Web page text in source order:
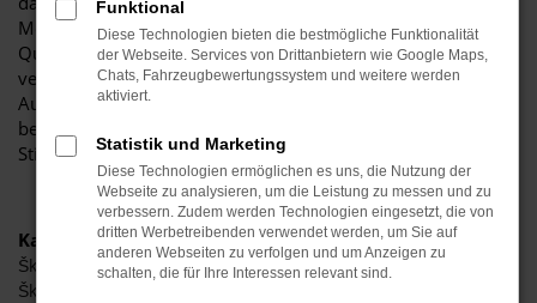
Modellen zu präsentieren, die höchste Standards in Sachen
Qualität und Leistung erfüllen. Wir sind seit Jahren Ihr
vertrauenswürdiger Partner, wenn es um erstklassige
Automobile geht. Erfahren Sie mehr über unsere
beeindruckende Škoda-Flotte und warum Autohaus
Stiglmayr die bevorzugte Adresse für Škoda-Liebhaber ist.
Kategorie
Škoda Gebrauchtwagen Ingolstadt
Škoda Jahreswagen Ingolstadt
Funktional
Diese Technologien bieten die bestmögliche Funktionalität
der Webseite. Services von Drittanbietern wie Google Maps,
Chats, Fahrzeugbewertungssystem und weitere werden
aktiviert.
Statistik und Marketing
Diese Technologien ermöglichen es uns, die Nutzung der
Webseite zu analysieren, um die Leistung zu messen und zu
verbessern. Zudem werden Technologien eingesetzt, die von
dritten Werbetreibenden verwendet werden, um Sie auf
anderen Webseiten zu verfolgen und um Anzeigen zu
schalten, die für Ihre Interessen relevant sind.